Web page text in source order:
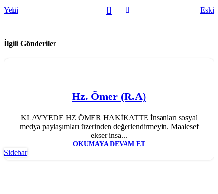
Yeni Eski
İlgili Gönderiler
Hz. Ömer (R.A)
KLAVYEDE HZ ÖMER HAKİKATTE İnsanları sosyal
medya paylaşımları üzerinden değerlendirmeyin. Maalesef
ekser insa...
OKUMAYA DEVAM ET
Sidebar